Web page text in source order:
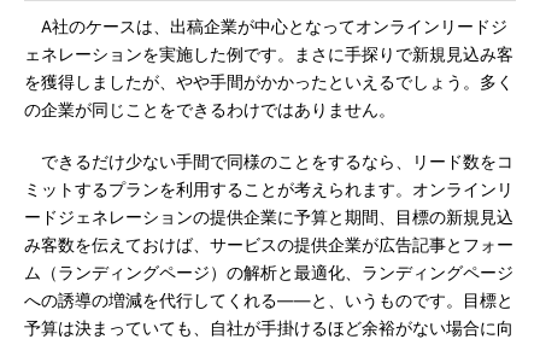
A社のケースは、出稿企業が中心となってオンラインリードジ
ェネレーションを実施した例です。まさに手探りで新規見込み客
を獲得しましたが、やや手間がかかったといえるでしょう。多く
の企業が同じことをできるわけではありません。
できるだけ少ない手間で同様のことをするなら、リード数をコ
ミットするプランを利用することが考えられます。オンラインリ
ードジェネレーションの提供企業に予算と期間、目標の新規見込
み客数を伝えておけば、サービスの提供企業が広告記事とフォー
ム（ランディングページ）の解析と最適化、ランディングページ
への誘導の増減を代行してくれる――と、いうものです。目標と
予算は決まっていても、自社が手掛けるほど余裕がない場合に向